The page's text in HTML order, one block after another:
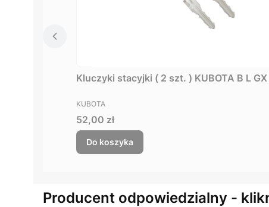
Kluczyki stacyjki ( 2 szt. ) KUBOTA B L
PRODUCENT
KUBOTA
Cena
52,00 zł
Do koszyka
Producent odpowiedzialny -